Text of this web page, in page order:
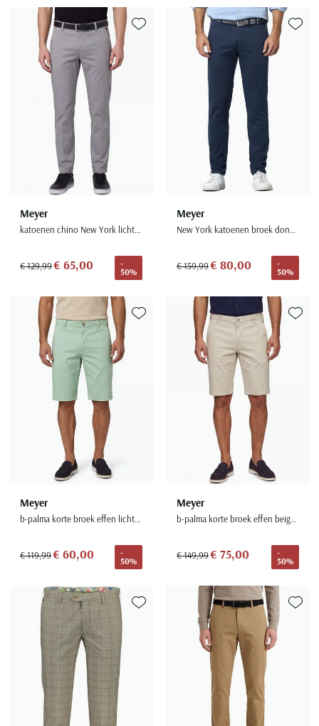
Meyer
katoenen chino New York lichtgrijs effen
€ 129,99€ 65,00
-
50%
Toevoegen aan favorieten
Meyer
New York katoenen broek donkerblauw
€ 159,99€ 80,00
-
50%
Meyer
b-palma korte broek effen lichtgroen katoen
€ 119,99€ 60,00
-
50%
Toevoegen aan favorieten
Meyer
b-palma korte broek effen beige katoen
€ 149,99€ 75,00
-
50%
Toevoegen aan favorieten